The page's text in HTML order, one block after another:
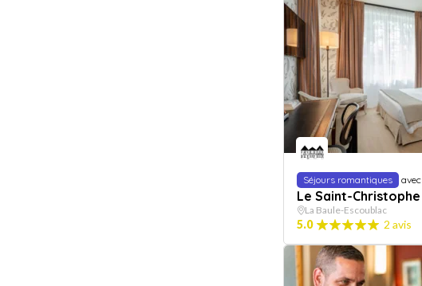
Séjours romantiques avec
Le Saint-Christophe
La Baule-Escoublac
5.0 2 avis